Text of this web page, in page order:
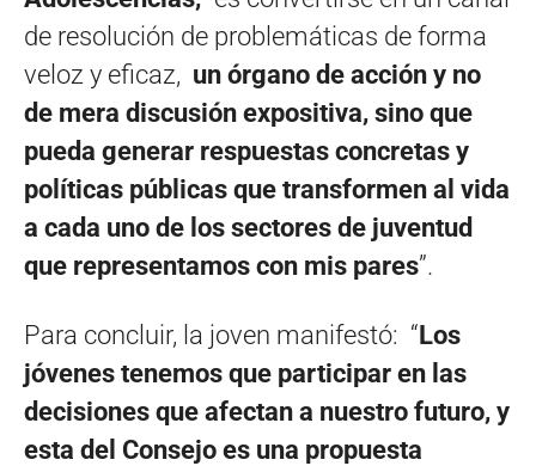
de resolución de problemáticas de forma
veloz y eficaz, un órgano de acción y no
de mera discusión expositiva, sino que
pueda generar respuestas concretas y
políticas públicas que transformen al vida
a cada uno de los sectores de juventud
que representamos con mis pares”.
Para concluir, la joven manifestó: “Los
jóvenes tenemos que participar en las
decisiones que afectan a nuestro futuro, y
esta del Consejo es una propuesta